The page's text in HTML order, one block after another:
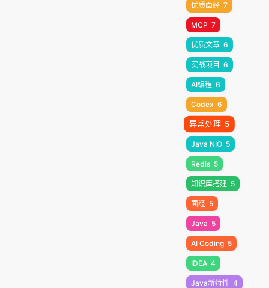
优质面经 7
MCP 7
优质文章 6
实战项目 6
AI编程 6
Codex 6
异常处理 5
Java NIO 5
Redis 5
知识库搭建 5
面经 5
Java 5
AI Coding 5
IDEA 4
Java新特性 4